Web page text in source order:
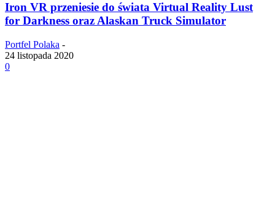
Iron VR przeniesie do świata Virtual Reality Lust
for Darkness oraz Alaskan Truck Simulator
Portfel Polaka -
24 listopada 2020
0